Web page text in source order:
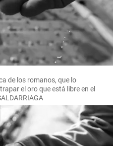
de los romanos, que lo
el oro que está libre en el